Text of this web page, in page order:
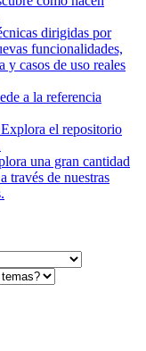
dirigidas por
funcionalidades,
y casos de uso reales
a la referencia
Explora el repositorio
una gran cantidad
través de nuestras